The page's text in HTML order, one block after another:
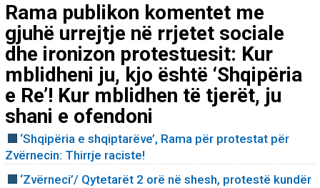
Rama publikon komentet me
gjuhë urrejtje në rrjetet sociale
dhe ironizon protestuesit: Kur
mblidheni ju, kjo është ‘Shqipëria
e Re’! Kur mblidhen të tjerët, ju
shani e ofendoni
‘Shqipëria e shqiptarëve’, Rama për protestat për
Zvërnecin: Thirrje raciste!
‘Zvërneci’/ Qytetarët 2 orë në shesh, protestë kundër